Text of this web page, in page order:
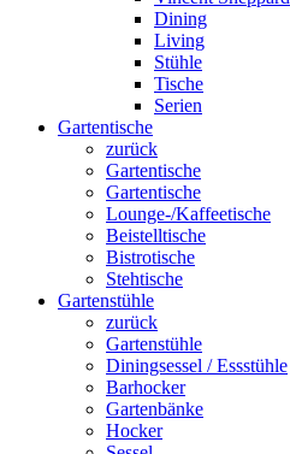
Dining
Living
Stühle
Tische
Serien
Gartentische
zurück
Gartentische
Gartentische
Lounge-/Kaffeetische
Beistelltische
Bistrotische
Stehtische
Gartenstühle
zurück
Gartenstühle
Diningsessel / Essstühle
Barhocker
Gartenbänke
Hocker